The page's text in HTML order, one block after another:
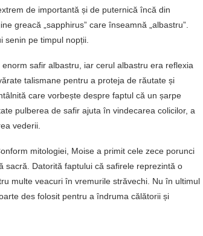
de importantă și de puternică încă din
greacă „sapphirus” care înseamnă „albastru”.
pe timpul nopții.
safir albastru, iar cerul albastru era reflexia
talismane pentru a proteja de răutate și
care vorbește despre faptul că un șarpe
pulberea de safir ajuta în vindecarea colicilor, a
vederii.
mitologiei, Moise a primit cele zece porunci
sacră. Datorită faptului că safirele reprezintă o
multe veacuri în vremurile străvechi. Nu în ultimul
des folosit pentru a îndruma călătorii și